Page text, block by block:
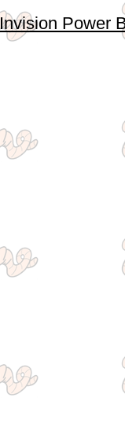
Invision Power